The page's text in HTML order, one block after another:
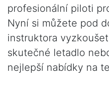
profesionální piloti
Nyní si můžete pod
instruktora
skutečné letadlo
nejlepší nabídky na